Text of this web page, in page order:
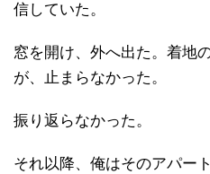
信していた。
窓を開け、外へ出た。着地
が、止まらなかった。
振り返らなかった。
それ以降、俺はそのアパー